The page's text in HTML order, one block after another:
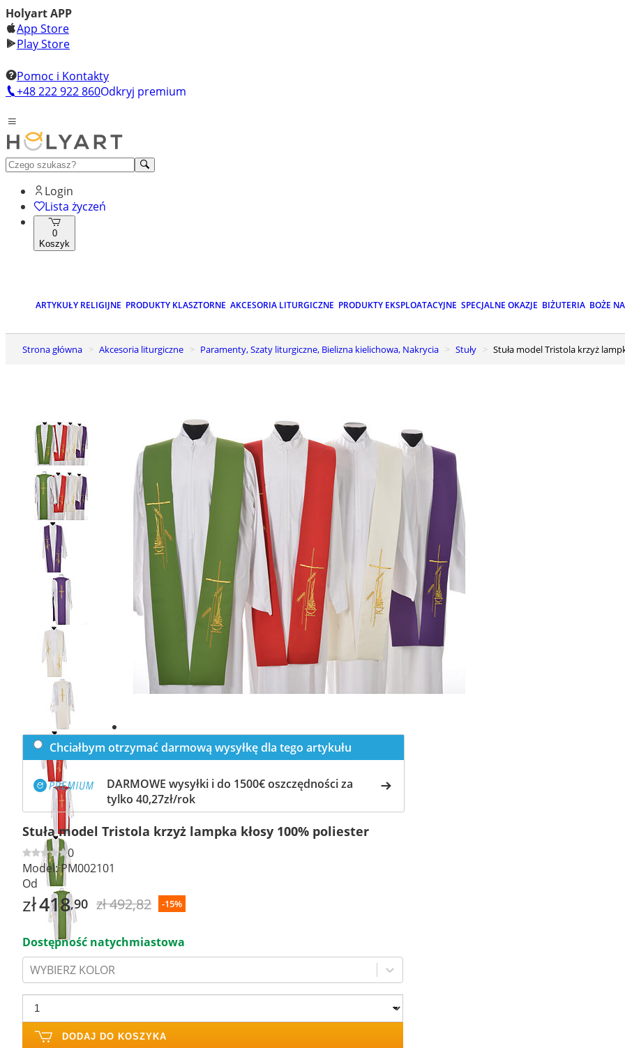
Holyart APP
App Store
Play Store
Pomoc i Kontakty
+48 222 922 860Odkryj premium
Login
Lista życzeń
0
Koszyk
ARTYKUŁY RELIGIJNE PRODUKTY KLASZTORNE AKCESORIA LITURGICZNE PRODUKTY EKSPLOATACYJNE SPECJALNE OKAZJE BIŻUTERIA BOŻE
Strona główna Akcesoria liturgiczne Paramenty, Szaty liturgiczne, Bielizna kielichowa, Nakrycia Stuły Stuła model Tristola krzyż
Previous
slide
Next
slide
Chciałbym otrzymać darmową wysyłkę dla tego artykułu
DARMOWE wysyłki i do 1500€ oszczędności za
tylko 40,27zł/rok
Stuła model Tristola krzyż lampka kłosy 100% poliester
0
Model:PM002101
Od
zł418,90 zł 492,82 -15%
Dostępność natychmiastowa
WYBIERZ KOLOR
DODAJ DO KOSZYKA